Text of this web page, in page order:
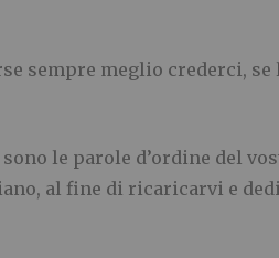
sempre meglio crederci, se
le parole d’ordine del
al fine di ricaricarvi e